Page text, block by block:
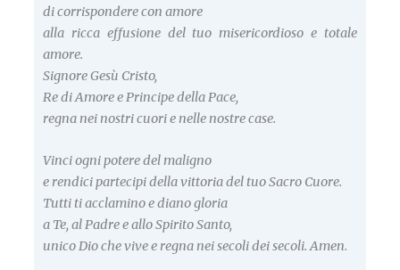
di corrispondere con amore
alla ricca effusione del tuo misericordioso e totale
amore.
Signore Gesù Cristo,
Re di Amore e Principe della Pace,
regna nei nostri cuori e nelle nostre case.
Vinci ogni potere del maligno
e rendici partecipi della vittoria del tuo Sacro Cuore.
Tutti ti acclamino e diano gloria
a Te, al Padre e allo Spirito Santo,
unico Dio che vive e regna nei secoli dei secoli. Amen.